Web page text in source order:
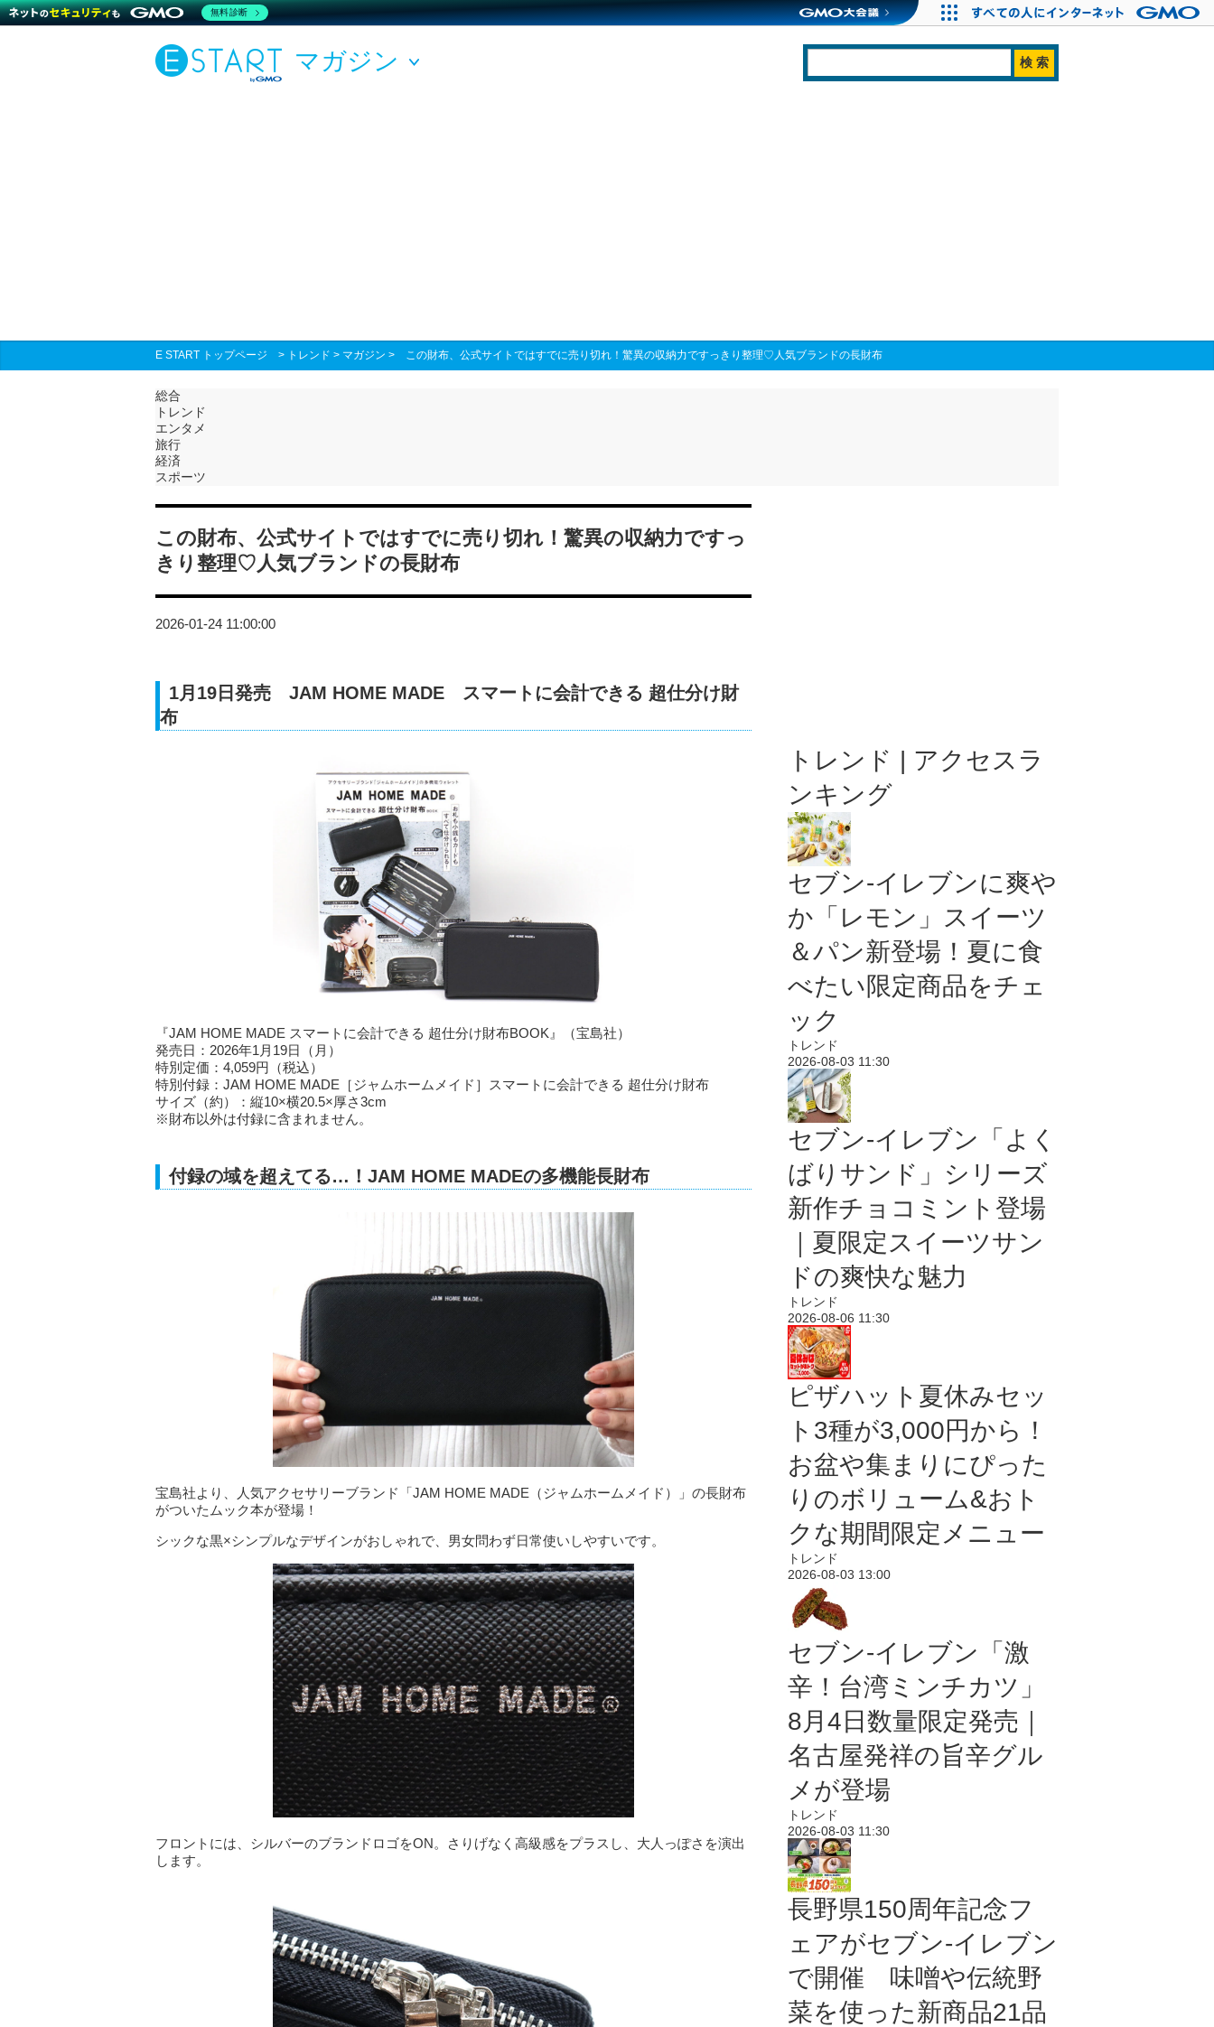
マガジン
E START トップページ > トレンド > マガジン > この財布、公式サイトではすでに売り切れ！驚異の収納力ですっきり整理♡人気ブランドの長財布
総合
トレンド
エンタメ
旅行
経済
スポーツ
この財布、公式サイトではすでに売り切れ！驚異の収納力ですっ
きり整理♡人気ブランドの長財布
2026-01-24 11:00:00
1月19日発売 JAM HOME MADE スマートに会計できる 超仕分け財
布
『JAM HOME MADE スマートに会計できる 超仕分け財布BOOK』（宝島社）
発売日：2026年1月19日（月）
特別定価：4,059円（税込）
特別付録：JAM HOME MADE［ジャムホームメイド］スマートに会計できる 超仕分け財布
サイズ（約）：縦10×横20.5×厚さ3cm
※財布以外は付録に含まれません。
付録の域を超えてる…！JAM HOME MADEの多機能長財布
宝島社より、人気アクセサリーブランド「JAM HOME MADE（ジャムホームメイド）」の長財布
がついたムック本が登場！
シックな黒×シンプルなデザインがおしゃれで、男女問わず日常使いしやすいです。
フロントには、シルバーのブランドロゴをON。さりげなく高級感をプラスし、大人っぽさを演出
します。
トレンド | アクセスラ
ンキング
セブン‐イレブンに爽や
か「レモン」スイーツ
＆パン新登場！夏に食
べたい限定商品をチェ
ック
トレンド
2026-08-03 11:30
セブン‐イレブン「よく
ばりサンド」シリーズ
新作チョコミント登場
｜夏限定スイーツサン
ドの爽快な魅力
トレンド
2026-08-06 11:30
ピザハット夏休みセッ
ト3種が3,000円から！
お盆や集まりにぴった
りのボリューム&おト
クな期間限定メニュー
トレンド
2026-08-03 13:00
セブン-イレブン「激
辛！台湾ミンチカツ」
8月4日数量限定発売｜
名古屋発祥の旨辛グル
メが登場
トレンド
2026-08-03 11:30
長野県150周年記念フ
ェアがセブン-イレブン
で開催 味噌や伝統野
菜を使った新商品21品
無料診断